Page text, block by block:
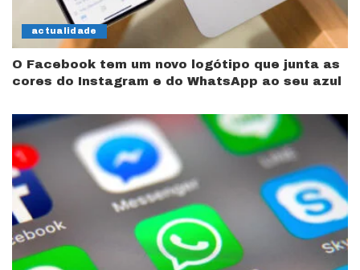
actualidade
O Facebook tem um novo logótipo que junta as
cores do Instagram e do WhatsApp ao seu azul